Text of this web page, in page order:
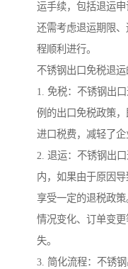
运手续，包括退运
还需考虑退运期限
程顺利进行。
不锈钢出口免税退运
1. 免税：不锈钢出
例的出口免税政策
进口税费，减轻了企
2. 退运：不锈钢出
内，如果由于原因
享受一定的退税政
情况变化、订单变
失。
3. 简化流程：不锈